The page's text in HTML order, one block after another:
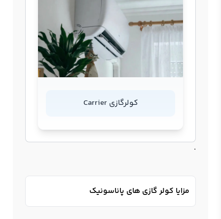
کولرگازی Carrier
.
مزایا کولر گازی های پاناسونیک